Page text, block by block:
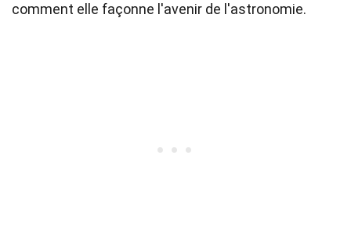
comment elle façonne l'avenir de l'astronomie.